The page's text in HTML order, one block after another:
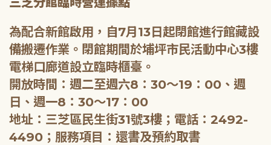
為配合新館啟用，自7月13日起閉館進行館藏設
備搬遷作業。閉館期間於埔坪市民活動中心3樓
電梯口廊道設立臨時櫃臺。
開放時間：週二至週六8：30～19：00、週
日、週一8：30～17：00
地址：三芝區民生街31號3樓；電話：2492-
4490；服務項目：還書及預約取書